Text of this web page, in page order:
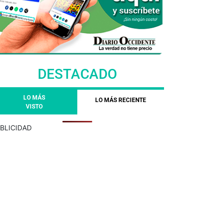
DESTACADO
LO MÁS
VISTO
LO MÁS RECIENTE